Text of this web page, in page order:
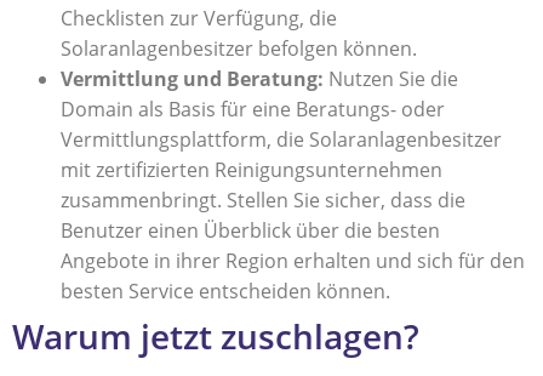
Checklisten zur Verfügung, die
Solaranlagenbesitzer befolgen können.
Vermittlung und Beratung: Nutzen Sie die
Domain als Basis für eine Beratungs- oder
Vermittlungsplattform, die Solaranlagenbesitzer
mit zertifizierten Reinigungsunternehmen
zusammenbringt. Stellen Sie sicher, dass die
Benutzer einen Überblick über die besten
Angebote in ihrer Region erhalten und sich für den
besten Service entscheiden können.
Warum jetzt zuschlagen?